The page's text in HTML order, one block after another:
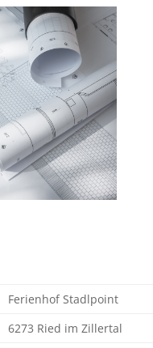
Ferienhof Stadlpoint
6273 Ried im Zillertal